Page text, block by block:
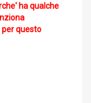
ha qualche
questo